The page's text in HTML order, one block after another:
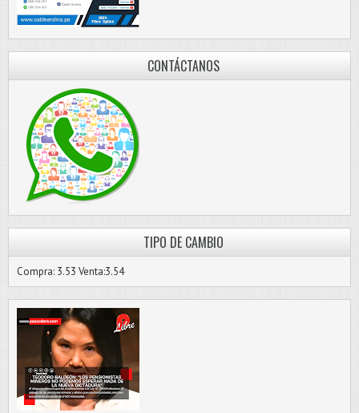
CONTÁCTANOS
TIPO DE CAMBIO
Compra: 3.53 Venta:3.54